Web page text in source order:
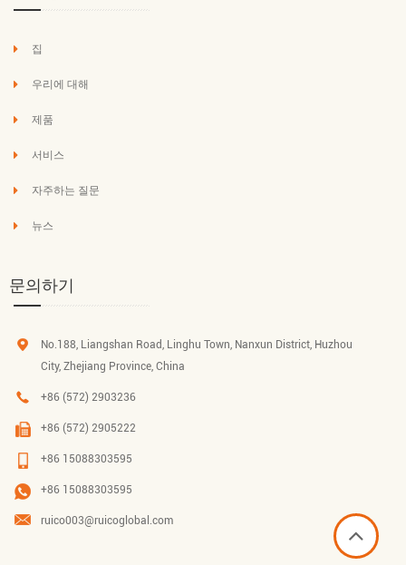
집
우리에 대해
제품
서비스
자주하는 질문
뉴스
문의하기
No.188, Liangshan Road, Linghu Town, Nanxun District, Huzhou
City, Zhejiang Province, China
+86 (572) 2903236
+86 (572) 2905222
+86 15088303595
+86 15088303595
ruico003@ruicoglobal.com